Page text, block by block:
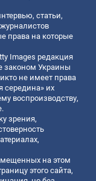
статьи,
права на которые
Images редакция
Украины
не имеет права
середина» их
воспроизводству,
зрения,
на этом
этого сайта,